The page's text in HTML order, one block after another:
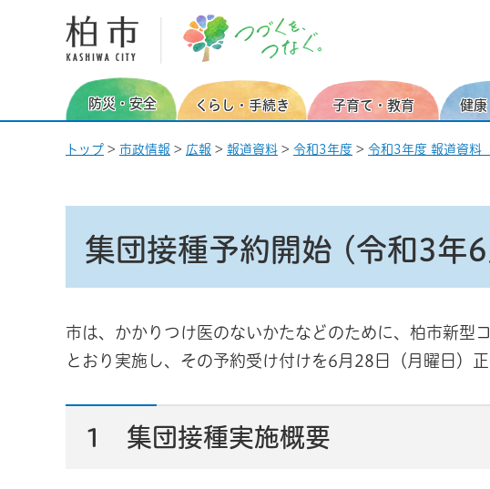
柏市 つづくを、つなぐ。
防災・安全 くらし・手続き 子育て・教育 健康
トップ > 市政情報 > 広報 > 報道資料 > 令和3年度 > 令和3年度 報道資料
集団接種予約開始 (令和3年
市は、かかりつけ医のないかたなどのために、柏市新型
とおり実施し、その予約受け付けを6月28日（月曜日）
1 集団接種実施概要